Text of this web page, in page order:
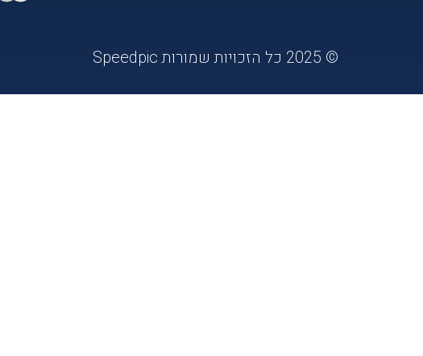
© 2025 כל הזכויות שמורות Speedpic